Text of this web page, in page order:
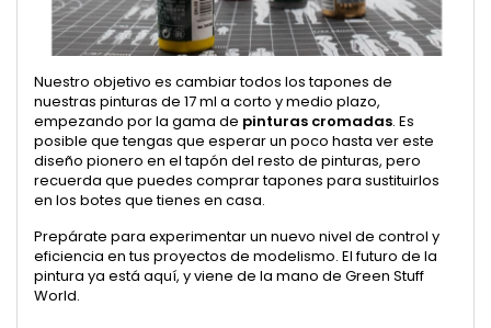
Nuestro objetivo es cambiar todos los tapones de
nuestras pinturas de 17 ml a corto y medio plazo,
empezando por la gama de pinturas cromadas. Es
posible que tengas que esperar un poco hasta ver este
diseño pionero en el tapón del resto de pinturas, pero
recuerda que puedes comprar tapones para sustituirlos
en los botes que tienes en casa.
Prepárate para experimentar un nuevo nivel de control y
eficiencia en tus proyectos de modelismo. El futuro de la
pintura ya está aquí, y viene de la mano de Green Stuff
World.